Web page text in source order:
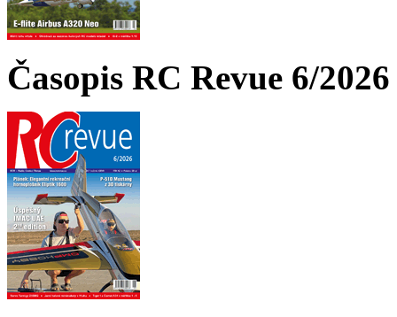
Časopis RC Revue 6/